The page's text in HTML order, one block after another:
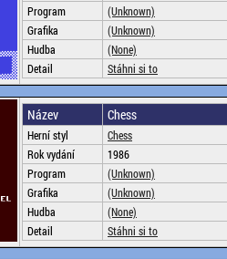
Program
(Unknown)
Grafika
(Unknown)
Hudba
(None)
Detail
Stáhni si to
Název Chess
Herní styl
Chess
Rok vydání
1986
Program
(Unknown)
Grafika
(Unknown)
Hudba
(None)
Detail
Stáhni si to